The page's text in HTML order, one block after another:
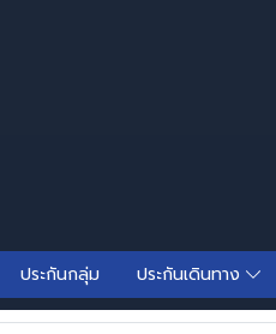
ประกันกลุ่ม ประกันเดินทาง